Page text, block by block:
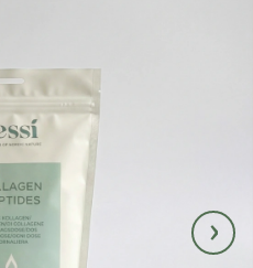
›